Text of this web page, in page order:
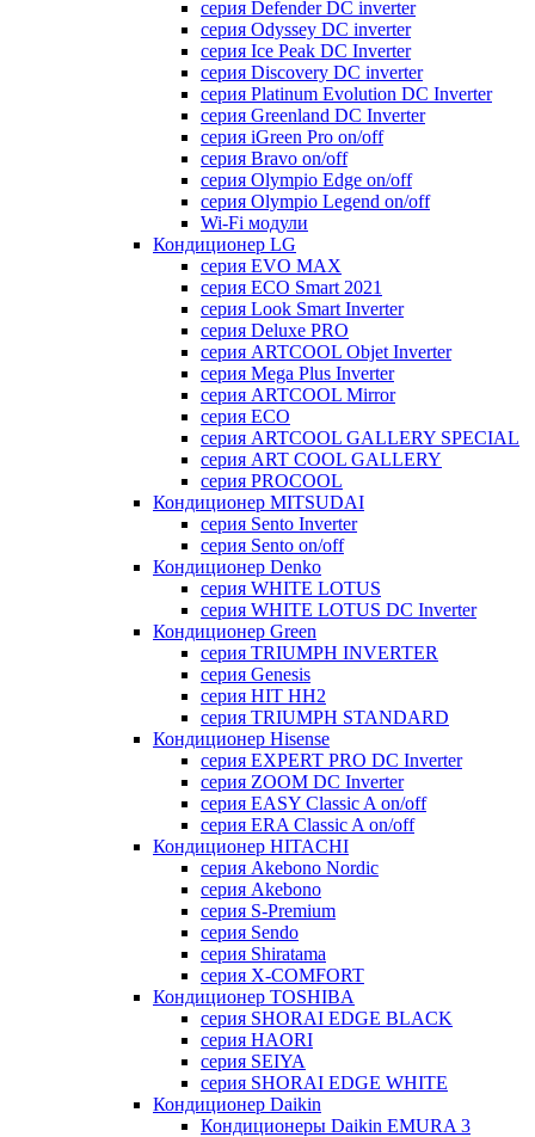
серия Defender DC inverter
серия Odyssey DC inverter
серия Ice Peak DС Inverter
cерия Discovery DC inverter
серия Platinum Evolution DC Inverter
серия Greenland DC Inverter
серия iGreen Pro on/off
серия Bravo on/off
серия Olympio Edge on/off
серия Olympio Legend on/off
Wi-Fi модули
Кондиционер LG
серия EVO MAX
серия ECO Smart 2021
серия Look Smart Inverter
серия Deluxe PRO
серия ARTCOOL Objet Inverter
серия Mega Plus Inverter
серия ARTCOOL Mirror
серия ECO
серия ARTCOOL GALLERY SPECIAL
серия ART COOL GALLERY
серия PROCOOL
Кондиционер MITSUDAI
серия Sento Inverter
серия Sento on/off
Кондиционер Denko
серия WHITE LOTUS
серия WHITE LOTUS DC Inverter
Кондиционер Green
серия TRIUMPH INVERTER
серия Genesis
серия HIT HH2
серия TRIUMPH STANDARD
Кондиционер Hisense
серия EXPERT PRO DC Inverter
серия ZOOM DC Inverter
серия EASY Classic A on/off
серия ERA Classic A on/off
Кондиционер HITACHI
cерия Akebono Nordic
серия Akebono
серия S-Premium
серия Sendo
серия Shiratama
серия X-COMFORT
Кондиционер TOSHIBA
серия SHORAI EDGE BLACK
серия HAORI
серия SEIYA
серия SHORAI EDGE WHITE
Кондиционер Daikin
Кондиционеры Daikin EMURA 3